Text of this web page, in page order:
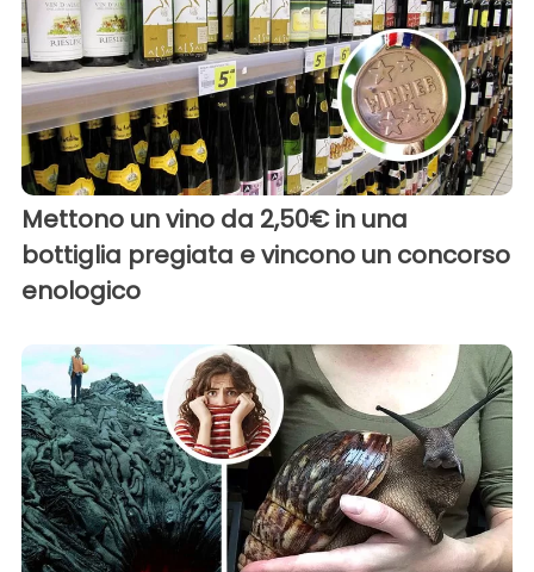
Mettono un vino da 2,50€ in una
bottiglia pregiata e vincono un concorso
enologico